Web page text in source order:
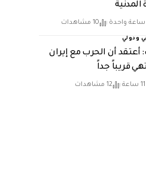
المدنية
واحدة 10 مشاهدات
ودولي
أعتقد أن الحرب مع إيران
قريباً جداً
12 مشاهدات